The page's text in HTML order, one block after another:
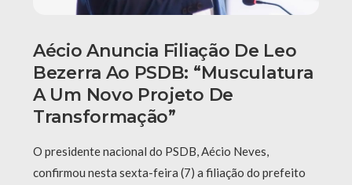
Aécio Anuncia Filiação De Leo
Bezerra Ao PSDB: “Musculatura
A Um Novo Projeto De
Transformação”
O presidente nacional do PSDB, Aécio Neves,
confirmou nesta sexta-feira (7) a filiação do prefeito